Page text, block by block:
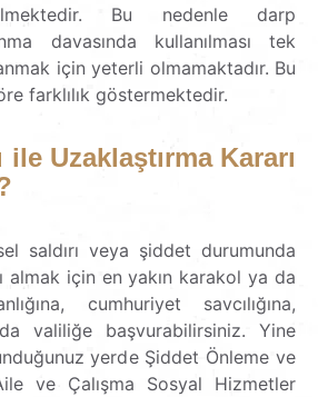
Bu nedenle darp
davasında kullanılması tek
için yeterli olmamaktadır. Bu
farklılık göstermektedir.
ile Uzaklaştırma Kararı
saldırı veya şiddet durumunda
almak için en yakın karakol ya da
cumhuriyet savcılığına,
valiliğe başvurabilirsiniz. Yine
yerde Şiddet Önleme ve
ve Çalışma Sosyal Hizmetler